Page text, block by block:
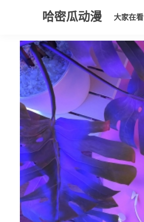
哈密瓜动漫 大家在看
大家在看 日本动漫 国产动漫